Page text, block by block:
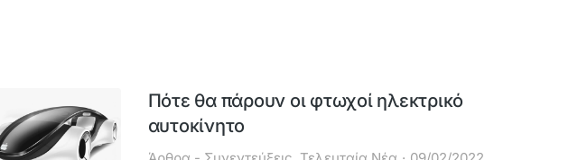
Πότε θα πάρουν οι φτωχοί ηλεκτρικό
αυτοκίνητο